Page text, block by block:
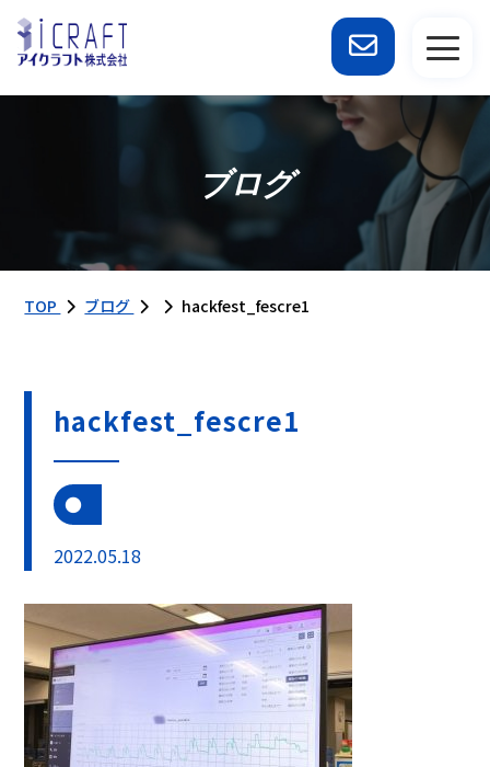
ブログ
TOP ブログ hackfest_fescre1
hackfest_fescre1
2022.05.18